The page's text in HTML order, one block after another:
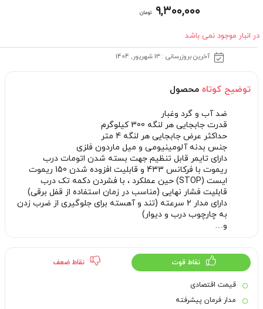
۹,۳۰۰,۰۰۰ تومان
در انبار موجود نمی باشد
آخرین بروزرسانی : 13 شهریور, 1404
توضیح کوتاه محصول
ضد آب و گرد وغبار
قدرت جابجایی هر لنگه 300 کیلوگرم
حداکثر عرض جابجایی هر لنگه 4 متر
جنس بدنه آلومینیومی و میل ماردون فلزی
دارای تایمر قابل تنظیم جهت بسته شدن اتومات درب
ریموت با فرکانس 433 و قابلیت افزوده شدن 150 ریموت
ایست (STOP) حین عملکرد ، با فشردن دکمه تک درب
قابلیت فشار نهایی (مناسب در زمان استفاده از قفل برقی)
دارای مدار 2 سرعته (تند و آهسته برای جلوگیری از ضرب زدن
به چارچوب درب و دیوار)
و…
نقاط قوت نقاط ضعف
قیمت اقتصادی
مدار فرمان پیشرفته